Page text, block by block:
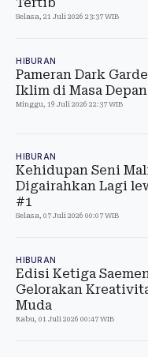
Selasa, 21 Juli 2026 23:37 WIB
HIBURAN
Pameran Dark
Iklim di Masa Depan
Minggu, 19 Juli 2026 22:37 WIB
HIBURAN
Kehidupan Seni
Digairahkan Lagi
#1
Selasa, 07 Juli 2026 00:07 WIB
HIBURAN
Edisi Ketiga
Gelorakan
Muda
Rabu, 01 Juli 2026 00:47 WIB